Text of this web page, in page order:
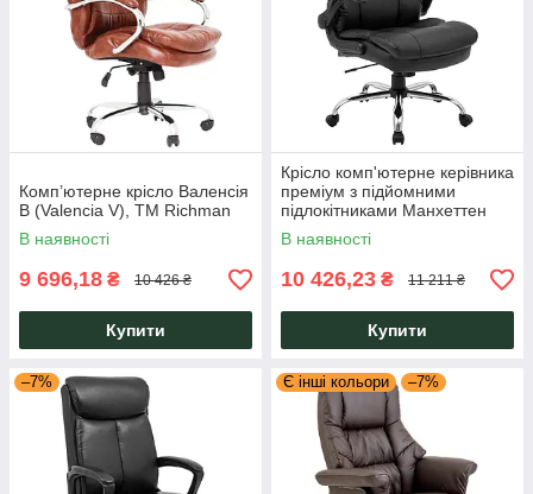
Комп’ютерне крісло Валенсія
В (Valencia V), ТМ Richman
В наявності
9 696,18 ₴ 10 426 ₴
Купити
Крісло комп'ютерне керівника
преміум з підйомними
підлокітниками Манхеттен
Manhattan шкірозамінником
чорний Richman
В наявності
10 426,23 ₴ 11 211 ₴
Купити
–7% Є інші кольори –7%